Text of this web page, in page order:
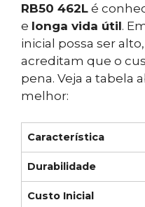
RB50 462L é
e longa vida útil.
inicial possa ser
acreditam que o
pena. Veja a tabela
melhor:
Característica
Durabilidade
Custo Inicial